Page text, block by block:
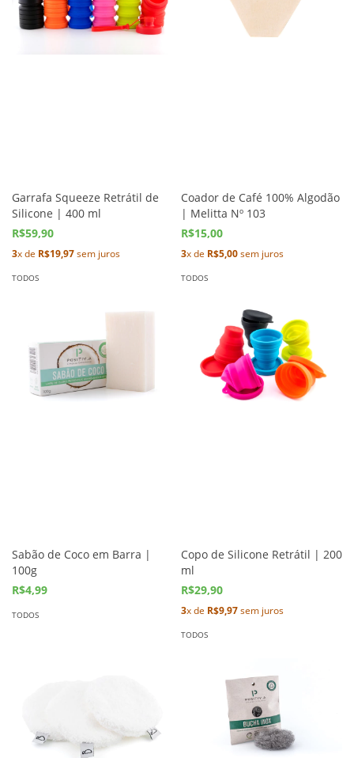
Garrafa Squeeze Retrátil de
Silicone | 400 ml
R$59,90
3x de R$19,97sem juros
TODOS
Coador de Café 100% Algodão
| Melitta Nº 103
R$15,00
3x de R$5,00sem juros
TODOS
Sabão de Coco em Barra |
100g
R$4,99
TODOS
Copo de Silicone Retrátil | 200
ml
R$29,90
3x de R$9,97sem juros
TODOS